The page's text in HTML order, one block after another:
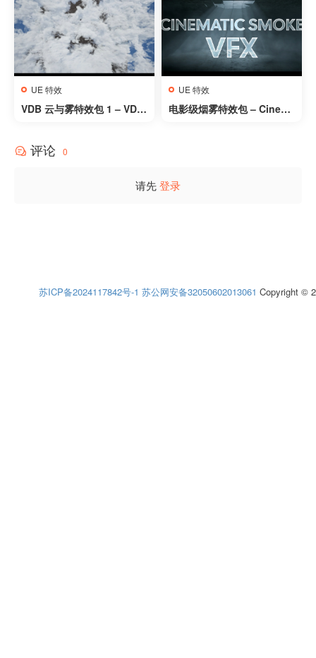
UE 特效
VDB 云与雾特效包 1 – VDB
UE 特效
电影级烟雾特效包 – Cinema
评论 0
请先登录
苏ICP备2024117842号-1 苏公网安备32050602013061 Copyright ©